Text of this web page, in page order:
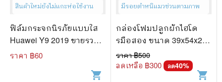
สินค้าใหม่ยังไม่แกะห่อใช้งาน
ฟิล์มกระจกนิรภัยแบบใส
Huawei Y9 2019 ขายรวม 3
ชิ้น
ราคา ฿60
shopping_cart
มีรอยตำหนิแมวข่วนตามภาพ
กล่องโฟมปลูกผักไฮโด
รมือสอง ขนาด 39x54x20
cm ขายเหมา 8 กล่อง
ราคา ฿500
ลดเหลือ ฿300 ลด40%
shopping_cart